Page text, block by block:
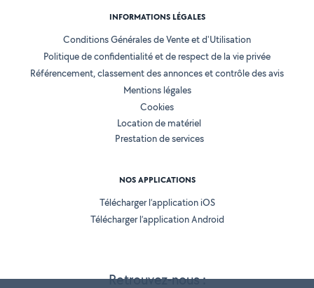
Retrouvez-nous :
INFORMATIONS LÉGALES
Conditions Générales de Vente et d'Utilisation
Politique de confidentialité et de respect de la vie privée
Référencement, classement des annonces et contrôle des avis
Mentions légales
Cookies
Location de matériel
Prestation de services
NOS APPLICATIONS
Télécharger l’application iOS
Télécharger l’application Android